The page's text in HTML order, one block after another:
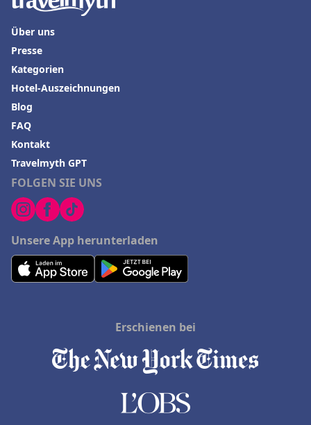
FOLGEN SIE UNS
Unsere App herunterladen
Über uns
Presse
Kategorien
Hotel-Auszeichnungen
Blog
FAQ
Kontakt
Travelmyth GPT
Erschienen bei